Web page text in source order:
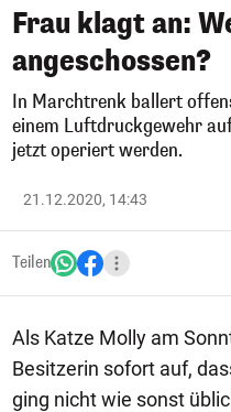
Frau klagt an:
angeschossen?
In Marchtrenk ballert
einem Luftdruckgewehr
jetzt operiert werden.
21.12.2020, 14:43
Teilen
Als Katze Molly am
Besitzerin sofort auf,
ging nicht wie sonst